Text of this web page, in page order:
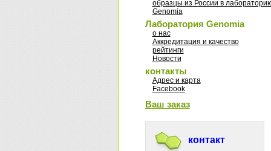
образцы из России в
Genomia
Лаборатория Genomia
о нас
Аккредитация и качество
рейтинги
Новости
контакты
Адрес и карта
Facebook
Ваш заказ
контакт